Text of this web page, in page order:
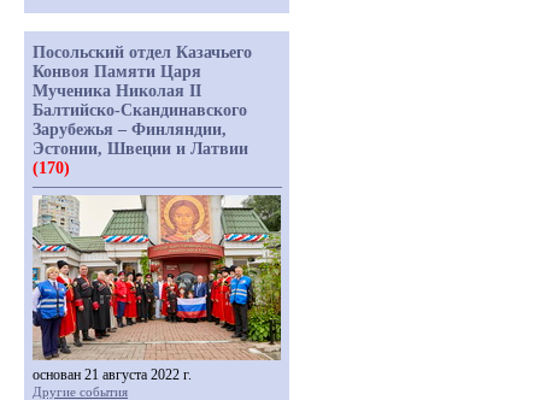
Посольский отдел Казачьего
Конвоя Памяти Царя
Мученика Николая II
Балтийско-Скандинавского
Зарубежья – Финляндии,
Эстонии, Швеции и Латвии
(170)
основан 21 августа 2022 г.
Другие события